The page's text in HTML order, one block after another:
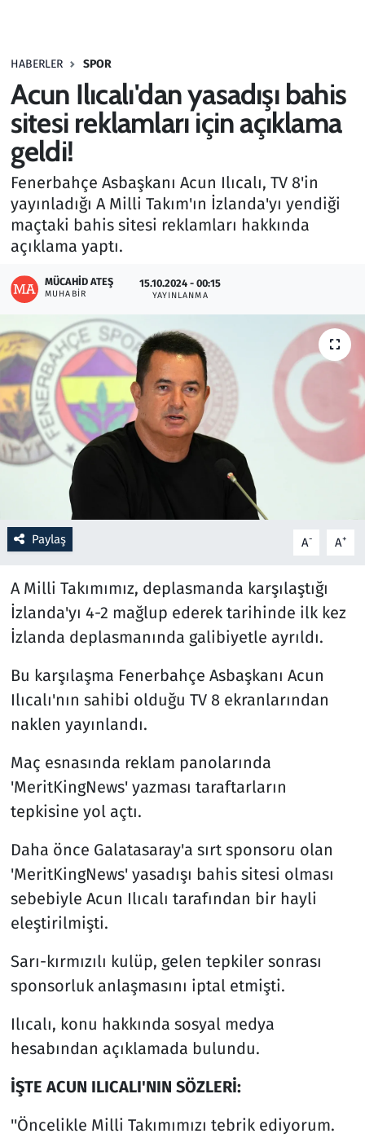
HABERLER SPOR
Acun Ilıcalı'dan yasadışı bahis
sitesi reklamları için açıklama
geldi!
Fenerbahçe Asbaşkanı Acun Ilıcalı, TV 8'in
yayınladığı A Milli Takım'ın İzlanda'yı yendiği
maçtaki bahis sitesi reklamları hakkında
açıklama yaptı.
MÜCAHID ATEŞ
MUHABIR
15.10.2024 - 00:15
YAYINLANMA
Paylaş A- A+
A Milli Takımımız, deplasmanda karşılaştığı
İzlanda'yı 4-2 mağlup ederek tarihinde ilk kez
İzlanda deplasmanında galibiyetle ayrıldı.
Bu karşılaşma Fenerbahçe Asbaşkanı Acun
Ilıcalı'nın sahibi olduğu TV 8 ekranlarından
naklen yayınlandı.
Maç esnasında reklam panolarında
'MeritKingNews' yazması taraftarların
tepkisine yol açtı.
Daha önce Galatasaray'a sırt sponsoru olan
'MeritKingNews' yasadışı bahis sitesi olması
sebebiyle Acun Ilıcalı tarafından bir hayli
eleştirilmişti.
Sarı-kırmızılı kulüp, gelen tepkiler sonrası
sponsorluk anlaşmasını iptal etmişti.
Ilıcalı, konu hakkında sosyal medya
hesabından açıklamada bulundu.
İŞTE ACUN ILICALI'NIN SÖZLERİ:
''Öncelikle Milli Takımımızı tebrik ediyorum.
Haber
Kültür Sanat
Kurumsal Haberler
Lezzet Durağı
Memur ve Kamu
Otomobil
Oyun
Ramazan
Resmi İlanlar
Rüya Tabirleri
Sağlık
Savunma Sanayi
Spor
Teknoloji ve Bilim
Televizyon